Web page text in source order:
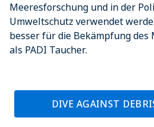
Meeresforschung und in der
Umweltschutz verwendet
besser für die Bekämpfung des
als PADI Taucher.
DIVE AGAINST